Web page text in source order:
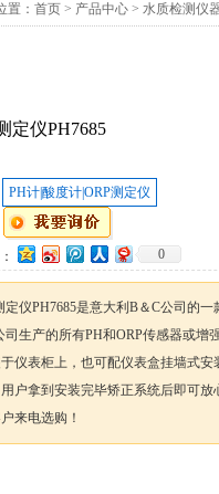
置： 首页 > 产品中心 > 水质检测仪
定仪PH7685
PH计|酸度计|ORP测定仪
0
定仪PH7685是意大利B＆C公司的
司生产的所有PH和ORP传感器或增
仪表柜上，也可配仪表盒挂墙式安
户拿到安装完毕矫正系统后即可放
来电选购！